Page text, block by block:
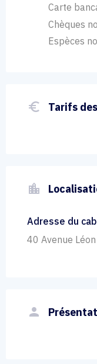
Carte
Chèques
Espèces
euro_symbol Tarifs
location_city
Adresse du
40 Avenue
person